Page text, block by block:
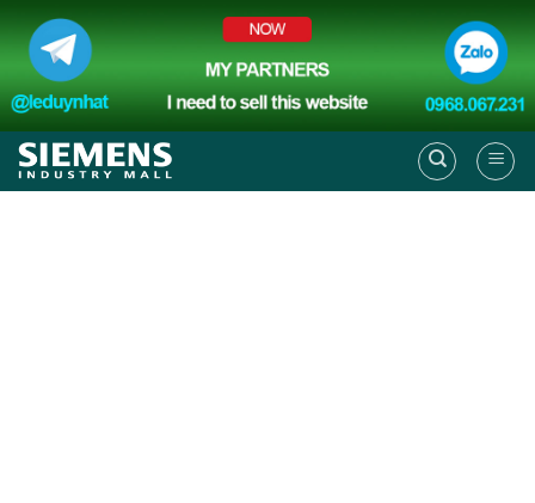
to
content